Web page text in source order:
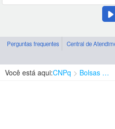
Perguntas frequentes Central de
Você está aqui:CNPq Bolsas e Auxílios Vigentes